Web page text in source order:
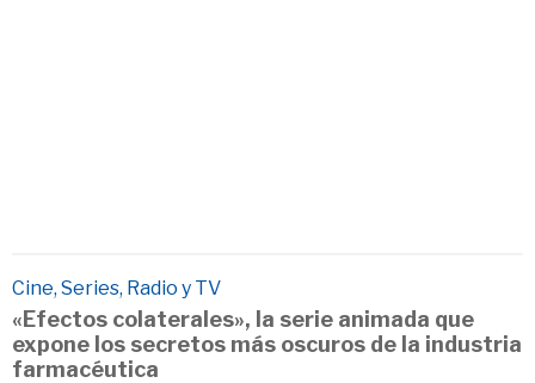
Cine, Series, Radio y TV
«Efectos colaterales», la serie animada que
expone los secretos más oscuros de la industria
farmacéutica